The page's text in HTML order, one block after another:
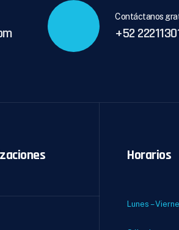
Contáctanos
+52
Horarios
Lunes –